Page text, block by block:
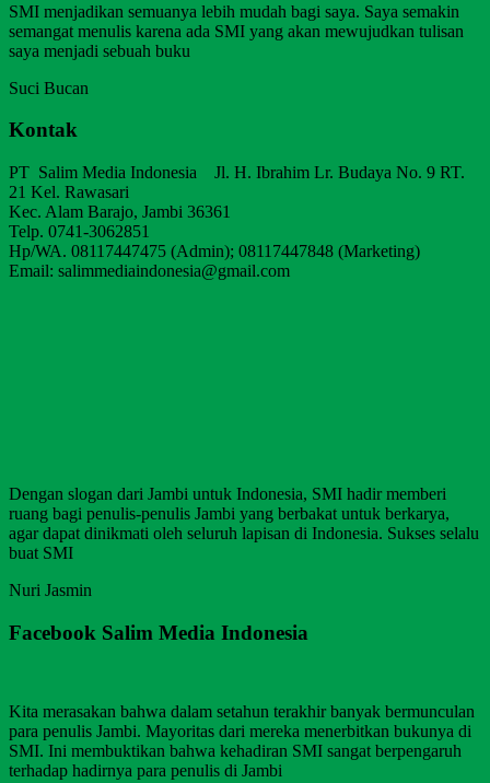
SMI menjadikan semuanya lebih mudah bagi saya. Saya semakin
semangat menulis karena ada SMI yang akan mewujudkan tulisan
saya menjadi sebuah buku
Suci Bucan
Kontak
PT Salim Media Indonesia Jl. H. Ibrahim Lr. Budaya No. 9 RT.
21 Kel. Rawasari
Kec. Alam Barajo, Jambi 36361
Telp. 0741-3062851
Hp/WA. 08117447475 (Admin); 08117447848 (Marketing)
Email: salimmediaindonesia@gmail.com
Dengan slogan dari Jambi untuk Indonesia, SMI hadir memberi
ruang bagi penulis-penulis Jambi yang berbakat untuk berkarya,
agar dapat dinikmati oleh seluruh lapisan di Indonesia. Sukses selalu
buat SMI
Nuri Jasmin
Facebook Salim Media Indonesia
Kita merasakan bahwa dalam setahun terakhir banyak bermunculan
para penulis Jambi. Mayoritas dari mereka menerbitkan bukunya di
SMI. Ini membuktikan bahwa kehadiran SMI sangat berpengaruh
terhadap hadirnya para penulis di Jambi